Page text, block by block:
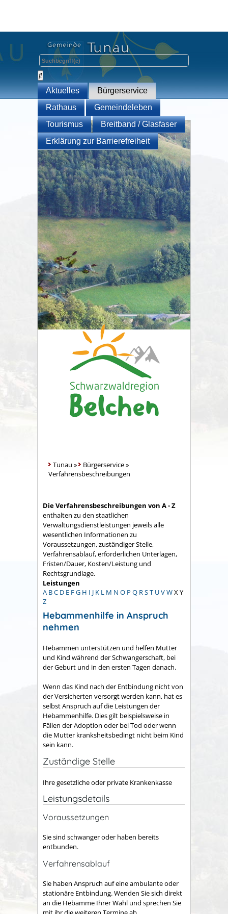
Aktuelles
Bürgerservice
Rathaus
Gemeindeleben
Tourismus
Breitband / Glasfaser
Erklärung zur Barrierefreiheit
Tunau » Bürgerservice»
Verfahrensbeschreibungen
Die Verfahrensbeschreibungen von A - Z
enthalten zu den staatlichen
Verwaltungsdienstleistungen jeweils alle
wesentlichen Informationen zu
Voraussetzungen, zuständiger Stelle,
Verfahrensablauf, erforderlichen Unterlagen,
Fristen/Dauer, Kosten/Leistung und
Rechtsgrundlage.
Leistungen
A BC D E FG H I J K L M N O P Q RST UVWX Y
Z
Hebammenhilfe in Anspruch
nehmen
Hebammen unterstützen und helfen Mutter
und Kind während der Schwangerschaft, bei
der Geburt und in den ersten Tagen danach.
Wenn das Kind nach der Entbindung nicht von
der Versicherten versorgt werden kann, hat es
selbst Anspruch auf die Leistungen der
Hebammenhilfe. Dies gilt beispielsweise in
Fällen der Adoption oder bei Tod oder wenn
die Mutter kranksheitsbedingt nicht beim Kind
sein kann.
Zuständige Stelle
Ihre gesetzliche oder private Krankenkasse
Leistungsdetails
Voraussetzungen
Sie sind schwanger oder haben bereits
entbunden.
Verfahrensablauf
Sie haben Anspruch auf eine ambulante oder
stationäre Entbindung. Wenden Sie sich direkt
an die Hebamme Ihrer Wahl und sprechen Sie